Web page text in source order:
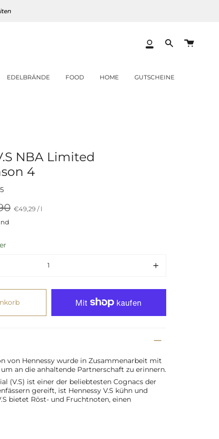
Mein
Translation
EDELBRÄNDE FOOD HOME GUTSCHEINE
NBA Limited
4
5
Preis
€49,29 /per
l
von Hennessy wurde in Zusammenarbeit mit
an die anhaltende Partnerschaft zu erinnern.
(V.S) ist einer der beliebtesten Cognacs der
gereift, ist Hennessy V.S kühn und
bietet Röst- und Fruchtnoten, einen